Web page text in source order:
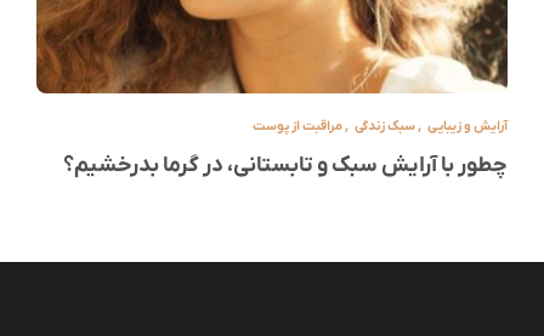
آرایش و زیبایی ,سبک زندگی ,مراقبت از پوست
چطور با آرایش سبک و تابستانی، در گرما بدرخشیم؟